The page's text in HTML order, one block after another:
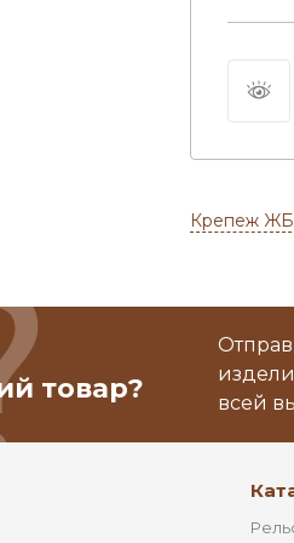
Крепеж
товар?
всей